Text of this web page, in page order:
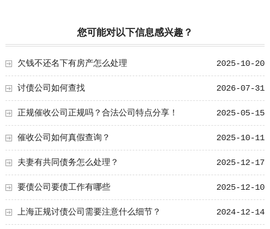
您可能对以下信息感兴趣？
2025-10-20
欠钱不还名下有房产怎么处理
2026-07-31
讨债公司如何查找
2025-05-15
正规催收公司正规吗？合法公司特点分享！
2025-10-11
催收公司如何真假查询？
2025-12-17
夫妻有共同债务怎么处理？
2025-12-10
要债公司要债工作有哪些
2024-12-14
上海正规讨债公司需要注意什么细节？